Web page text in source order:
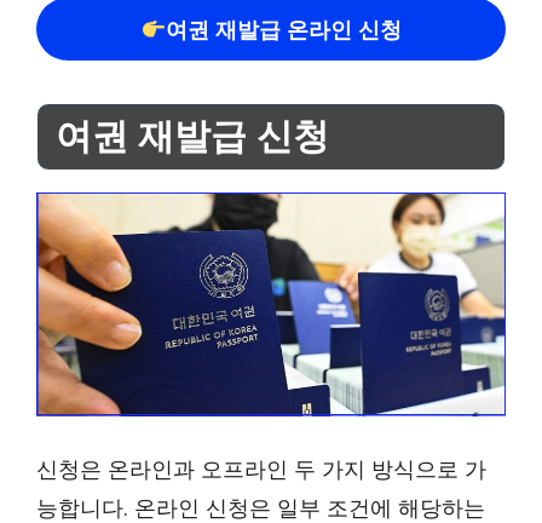
여권 재발급 온라인 신청
여권 재발급 신청
신청은 온라인과 오프라인 두 가지 방식으로 가
능합니다. 온라인 신청은 일부 조건에 해당하는